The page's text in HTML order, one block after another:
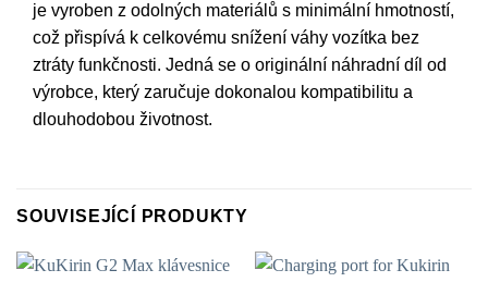
je vyroben z odolných materiálů s minimální hmotností,
což přispívá k celkovému snížení váhy vozítka bez
ztráty funkčnosti. Jedná se o originální náhradní díl od
výrobce, který zaručuje dokonalou kompatibilitu a
dlouhodobou životnost.
SOUVISEJÍCÍ PRODUKTY